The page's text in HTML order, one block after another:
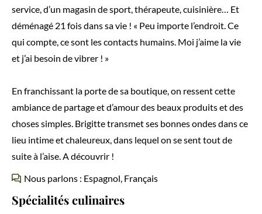
service, d’un magasin de sport, thérapeute, cuisinière… Et
déménagé 21 fois dans sa vie ! « Peu importe l’endroit. Ce
qui compte, ce sont les contacts humains. Moi j’aime la vie
et j’ai besoin de vibrer ! »
En franchissant la porte de sa boutique, on ressent cette
ambiance de partage et d’amour des beaux produits et des
choses simples. Brigitte transmet ses bonnes ondes dans ce
lieu intime et chaleureux, dans lequel on se sent tout de
suite à l’aise. A découvrir !
Nous parlons : Espagnol, Français
Spécialités culinaires